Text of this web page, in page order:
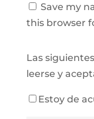
Save my
this browser
Las
leerse y
Estoy de